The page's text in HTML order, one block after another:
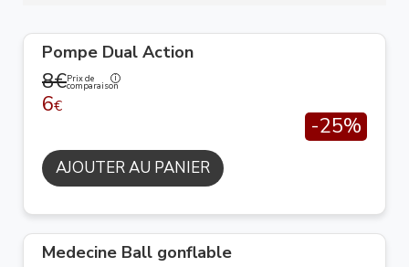
Pompe Dual Action
8€Prix de
comparaison
6€
-25%
AJOUTER AU PANIER
Medecine Ball gonflable